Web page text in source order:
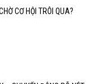
CƠ HỘI TRÔI QUA?